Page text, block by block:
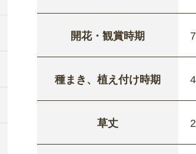
開花・観賞時期
種まき、植え付け時期
草丈